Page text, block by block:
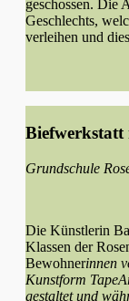
geschossen. Die
Geschlechts,
verleihen und
Grundschule
Die Künstlerin
Klassen der
Bewohnerinnen
Kunstform
gestaltet und